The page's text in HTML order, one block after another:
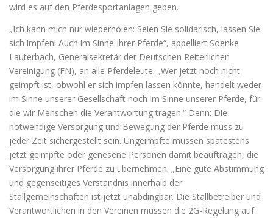
wird es auf den Pferdesportanlagen geben.
„Ich kann mich nur wiederholen: Seien Sie solidarisch, lassen Sie
sich impfen! Auch im Sinne Ihrer Pferde“, appelliert Soenke
Lauterbach, Generalsekretär der Deutschen Reiterlichen
Vereinigung (FN), an alle Pferdeleute. „Wer jetzt noch nicht
geimpft ist, obwohl er sich impfen lassen könnte, handelt weder
im Sinne unserer Gesellschaft noch im Sinne unserer Pferde, für
die wir Menschen die Verantwortung tragen.“ Denn: Die
notwendige Versorgung und Bewegung der Pferde muss zu
jeder Zeit sichergestellt sein. Ungeimpfte müssen spätestens
jetzt geimpfte oder genesene Personen damit beauftragen, die
Versorgung ihrer Pferde zu übernehmen. „Eine gute Abstimmung
und gegenseitiges Verständnis innerhalb der
Stallgemeinschaften ist jetzt unabdingbar. Die Stallbetreiber und
Verantwortlichen in den Vereinen müssen die 2G-Regelung auf